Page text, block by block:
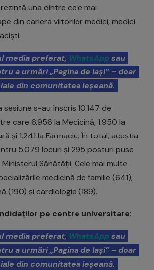
una dintre cele mai
din cariera viitorilor medici, medici
media preferat, WhatsAppsau
a urmări „Pagina de Iași” – doar
din comunitatea ieșeană.
s-au înscris 10.147 de
care 6.956 la Medicină, 1.950 la
și 1.241 la Farmacie. În total, aceștia
5.079 locuri și 295 posturi puse
Sănătății. Cele mai multe
medicină de familie (641),
(190) și cardiologie (189).
pe centre universitare:
media preferat, WhatsAppsau
a urmări „Pagina de Iași” – doar
din comunitatea ieșeană.